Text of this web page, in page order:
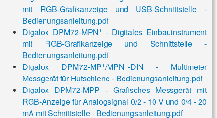
mit RGB-Grafikanzeige und USB-Schnittstelle -
Bedienungsanleitung.pdf
Digalox DPM72-MPN+- Digitales Einbauinstrument
mit RGB-Grafikanzeige und Schnittstelle -
Bedienungsanleitung.pdf
Digalox DPM72-MP+/MPN+-DIN - Multimeter
Messgerät für Hutschiene - Bedienungsanleitung.pdf
Digalox DPM72-MPP - Grafisches Messgerät mit
RGB-Anzeige für Analogsignal 0/2 - 10 V und 0/4 - 20
mA mit Schnittstelle - Bedienungsanleitung.pdf